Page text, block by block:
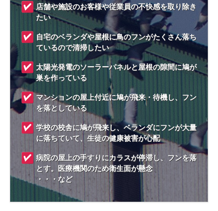
店舗や施設のお客様や従業員の不快感を取り除き
たい
自宅のベランダや屋根に鳥のフンがたくさん落ち
ているので清掃したい
太陽光発電のソーラーパネルと屋根の隙間に鳩が
巣を作っている
マンションの屋上付近に鳩が飛来・待機し、フン
を落としている
学校の校舎に鳩が飛来し、ベランダにフンが大量
に落ちていて、生徒の健康被害が心配
病院の屋上の手すりにカラスが停滞し、フンを落
とす。医療機関のため衛生面が懸念
・・・など